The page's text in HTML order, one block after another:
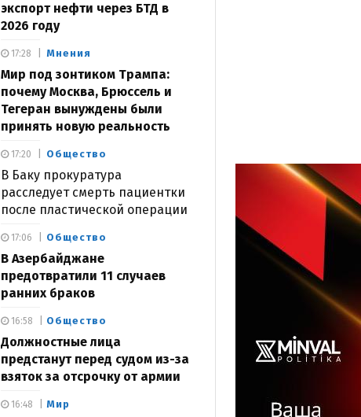
экспорт нефти через БТД в
2026 году
Мнения
Мир под зонтиком Трампа:
почему Москва, Брюссель и
Тегеран вынуждены были
принять новую реальность
17:28
Общество
В Баку прокуратура
расследует смерть пациентки
после пластической операции
17:20
Общество
В Азербайджане
предотвратили 11 случаев
ранних браков
17:06
Общество
Должностные лица
предстанут перед судом из-за
взяток за отсрочку от армии
16:58
Мир
16:48